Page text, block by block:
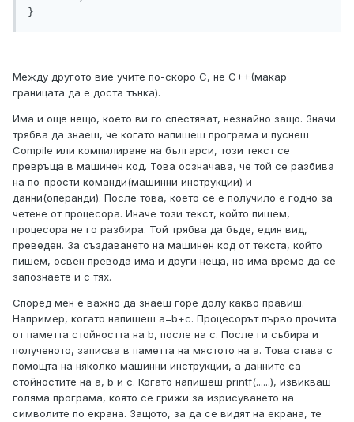
Между другото вие учите по-скоро C, не C++(макар
границата да е доста тънка).
Има и още нещо, което ви го спестяват, незнайно защо. Значи
трябва да знаеш, че когато напишеш програма и пуснеш
Compile или компилиране на българси, този текст се
превръща в машинен код. Това осзначава, че той се разбива
на по-прости команди(машинни инструкции) и
данни(операнди). После това, което се е получило е годно за
четене от процесора. Иначе този текст, който пишем,
процесора не го разбира. Той трябва да бъде, един вид,
преведен. За създаването на машинен код от текста, който
пишем, освен превода има и други неща, но има време да се
запознаете и с тях.
Според мен е важно да знаеш горе долу какво правиш.
Например, когато напишеш a=b+c. Процесорът първо прочита
от паметта стойността на b, после на c. После ги събира и
полученото, записва в паметта на мястото на a. Това става с
помощта на няколко машинни инструкции, а данните са
стойностите на a, b и c. Когато напишеш printf(......), извикваш
голяма програма, която се грижи за изрисуването на
символите по екрана. Защото, за да се видят на екрана, те